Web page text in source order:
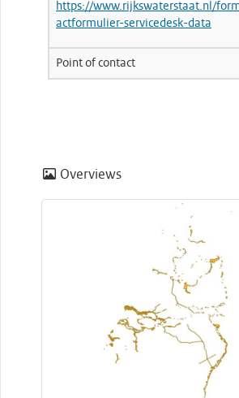
https://www.rijkswaterstaat.nl/
actformulier-servicedesk-data
Point of contact
Overviews